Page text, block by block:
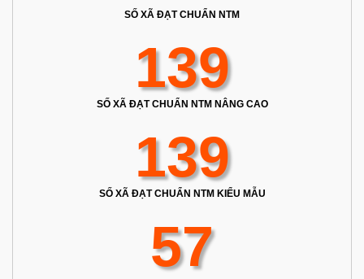
SỐ XÃ ĐẠT CHUẨN NTM
139
SỐ XÃ ĐẠT CHUẨN NTM NÂNG CAO
139
SỐ XÃ ĐẠT CHUẨN NTM KIỂU MẪU
57